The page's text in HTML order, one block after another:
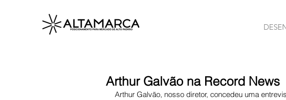
Arthur Galvão na Record News
Arthur Galvão, nosso diretor, concedeu uma